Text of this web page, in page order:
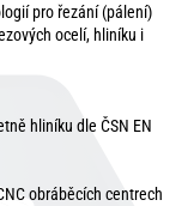
pro řezání (pálení)
ocelí, hliníku i
hliníku dle ČSN EN
obráběcích centrech